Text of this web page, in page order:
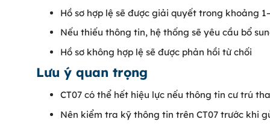
Hồ sơ hợp lệ sẽ được giải quyết trong khoảng
Nếu thiếu thông tin, hệ thống sẽ yêu cầu bổ
Hồ sơ không hợp lệ sẽ được phản hồi từ chối
Lưu ý quan trọng
CT07 có thể hết hiệu lực nếu thông tin cư trú
Nên kiểm tra kỹ thông tin trên CT07 trước khi